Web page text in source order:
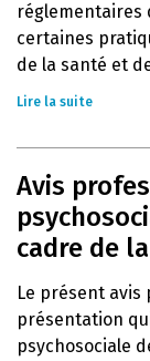
réglementaires
certaines
de la santé et
Lire la suite
Avis
cadre de
Le présent
présentation
psychosociale